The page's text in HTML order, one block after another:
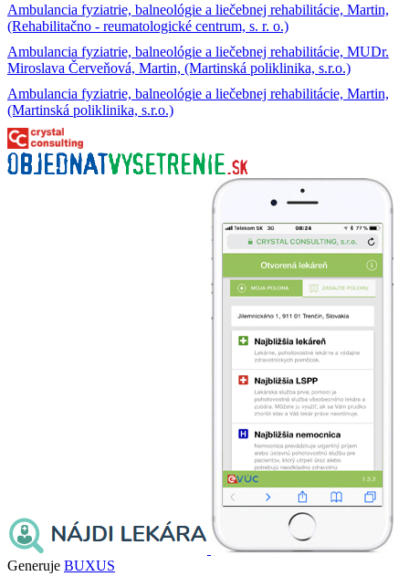
Ambulancia fyziatrie, balneológie a liečebnej rehabilitácie, Martin,
(Rehabilitačno - reumatologické centrum, s. r. o.)
Ambulancia fyziatrie, balneológie a liečebnej rehabilitácie, MUDr.
Miroslava Červeňová, Martin, (Martinská poliklinika, s.r.o.)
Ambulancia fyziatrie, balneológie a liečebnej rehabilitácie, Martin,
(Martinská poliklinika, s.r.o.)
Generuje BUXUS